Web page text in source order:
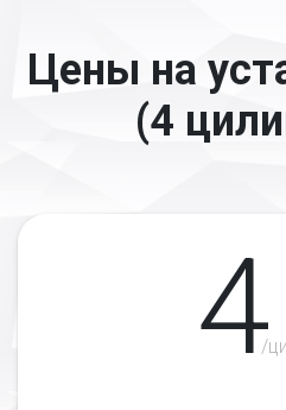
Цены на
(4
4/